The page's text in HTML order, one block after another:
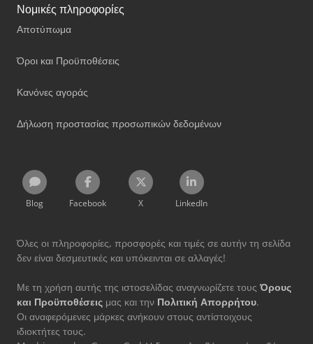
Νομικές πληροφορίες
Αποτύπωμα
Όροι και Προϋποθέσεις
Κανόνες αγοράς
Δήλωση προστασίας προσωπικών δεδομένων
Blog Facebook X LinkedIn
Όλες οι πληροφορίες, προσφορές και τιμές σε αυτήν τη σελίδα
δεν είναι δεσμευτικές και υπόκεινται σε αλλαγές!
Με τη χρήση αυτής της ιστοσελίδας αναγνωρίζετε τους Όρους
και Προϋποθέσεις μας και την Πολιτική Απορρήτου.
Οι αναφερόμενες μάρκες ανήκουν στους αντίστοιχους
ιδιοκτήτες τους.